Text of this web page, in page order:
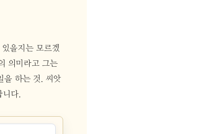
을지는 모르겠
의미라고 그는
을 하는 것. 씨앗
다.